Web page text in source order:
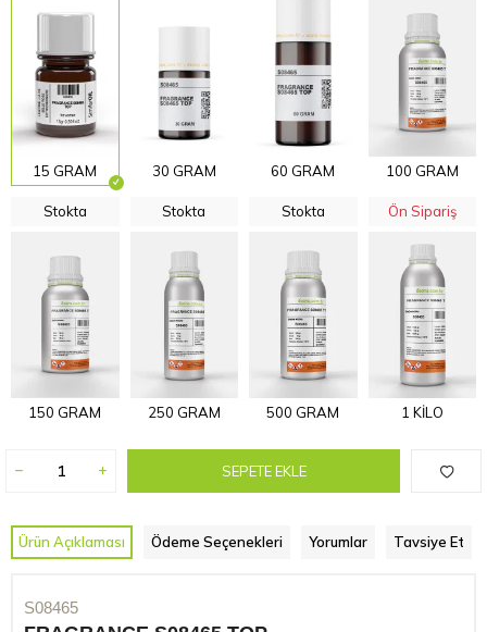
15 GRAM 30 GRAM 60 GRAM 100 GRAM
Stokta
150 GRAM
Stokta
250 GRAM
Stokta
500 GRAM
Ön Sipariş
1 KİLO
SEPETE EKLE
Ürün Açıklaması Ödeme Seçenekleri Yorumlar Tavsiye Et
S08465